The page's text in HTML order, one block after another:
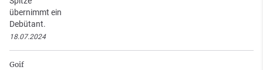
übernimmt ein
Debütant.
18.07.2024
Goif